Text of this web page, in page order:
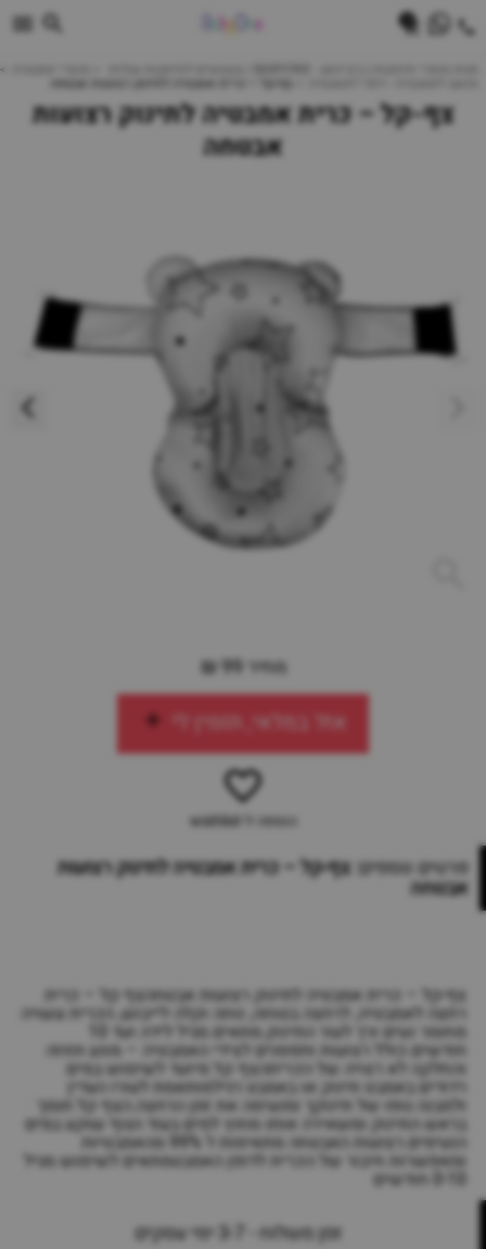
צף-קל – כרית אמבטיה לתינוק רצועות אבטחה
צף-קל – כרית אמבטיה לתינוק רצועות
אבטחה
מחיר 99 ₪
אזל במלאי, תזמין לי
הוספה ל-wishlist
פרטים נוספים:צף-קל – כרית אמבטיה לתינוק רצועות
אבטחה
צף-קל – כרית אמבטיה לתינוק רצועות אבטחהצף קל – כרית
רחצה לאמבטיה, לרחצה בטוחה, נוחה וקלה לייבוש, הכרית עשויה
חודשים.כולל רצועות ותפסנים לצידי האמבטיה – מונע תזוזה
והחלקה לא רצויה של הכריתהצף קל מיועד לשימוש במים
רדודים באמבט תינוק או באמבט רגילמותאמת לעורו העדין
ולמבנה גופו של תינוקך ומנעימה את זמן הרחצה.הצף קל תומך
בראש התינוק ומשאירה אותו מחוץ למים בעוד הגוף שוקע במים
הנעימים.רצועות האבטחה מתאימות ל 99% מהאמבטיות
ומאפשרות חיבור של הכרית לדופן האמבטמתאים לשימוש מגיל
0-10 חודשים
זמן משלוח - 3-7 ימי עסקים